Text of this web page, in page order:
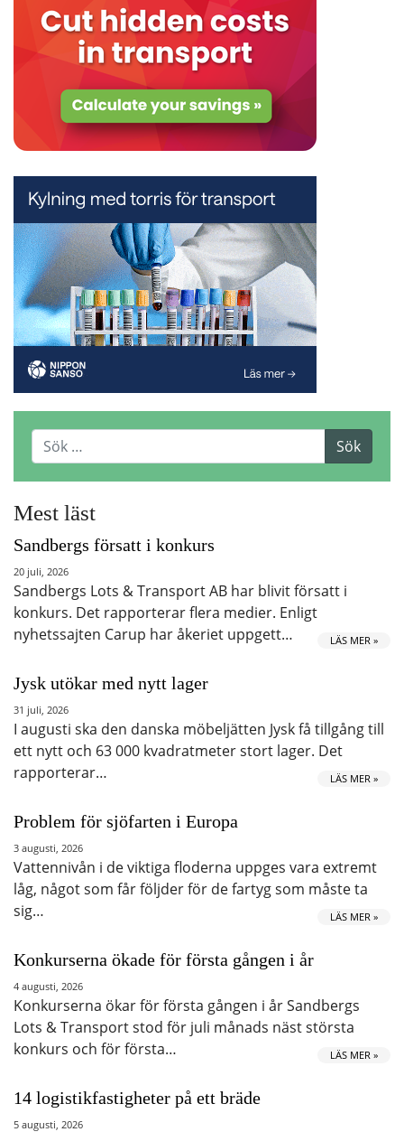
Mest läst
Sandbergs försatt i konkurs
20 juli, 2026
Sandbergs Lots & Transport AB har blivit försatt i
konkurs. Det rapporterar flera medier. Enligt
nyhetssajten Carup har åkeriet uppgett…
LÄS MER »
Jysk utökar med nytt lager
31 juli, 2026
I augusti ska den danska möbeljätten Jysk få tillgång till
ett nytt och 63 000 kvadratmeter stort lager. Det
rapporterar…
LÄS MER »
Problem för sjöfarten i Europa
3 augusti, 2026
Vattennivån i de viktiga floderna uppges vara extremt
låg, något som får följder för de fartyg som måste ta
sig…
LÄS MER »
Konkurserna ökade för första gången i år
4 augusti, 2026
Konkurserna ökar för första gången i år Sandbergs
Lots & Transport stod för juli månads näst största
konkurs och för första…
LÄS MER »
14 logistikfastigheter på ett bräde
5 augusti, 2026